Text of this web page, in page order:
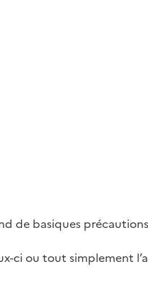
de basiques
ci ou tout simplement